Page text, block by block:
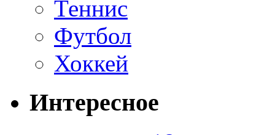
Теннис
Футбол
Хоккей
Интересное